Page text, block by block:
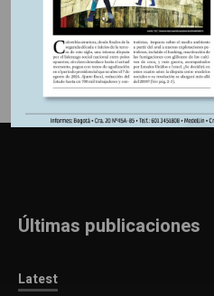
Últimas publicaciones
Latest